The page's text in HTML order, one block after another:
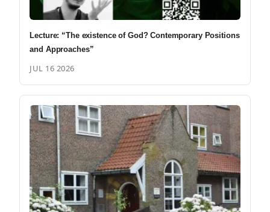
Lecture: “The existence of God? Contemporary Positions
and Approaches”
JUL 16 2026